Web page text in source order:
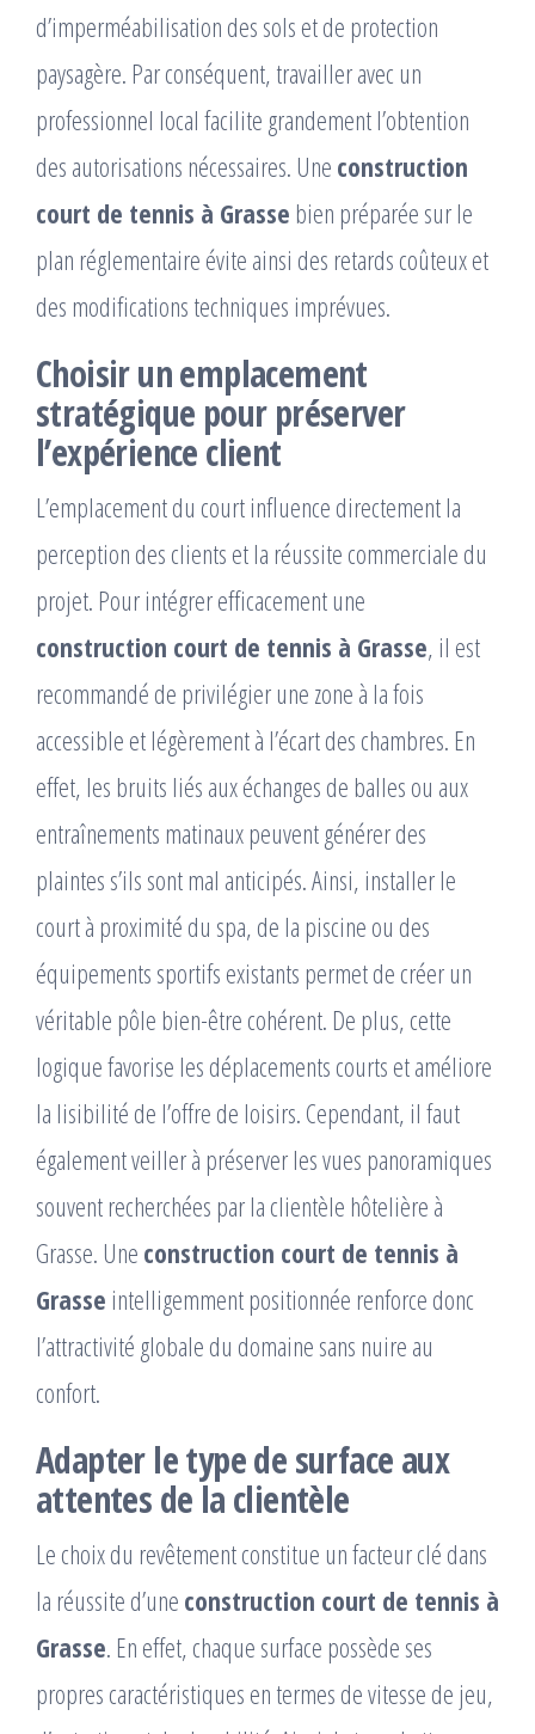
d’imperméabilisation des sols et de protection
paysagère. Par conséquent, travailler avec un
professionnel local facilite grandement l’obtention
des autorisations nécessaires. Une construction
court de tennis à Grasse bien préparée sur le
plan réglementaire évite ainsi des retards coûteux et
des modifications techniques imprévues.
Choisir un emplacement
stratégique pour préserver
l’expérience client
L’emplacement du court influence directement la
perception des clients et la réussite commerciale du
projet. Pour intégrer efficacement une
construction court de tennis à Grasse, il est
recommandé de privilégier une zone à la fois
accessible et légèrement à l’écart des chambres. En
effet, les bruits liés aux échanges de balles ou aux
entraînements matinaux peuvent générer des
plaintes s’ils sont mal anticipés. Ainsi, installer le
court à proximité du spa, de la piscine ou des
équipements sportifs existants permet de créer un
véritable pôle bien-être cohérent. De plus, cette
logique favorise les déplacements courts et améliore
la lisibilité de l’offre de loisirs. Cependant, il faut
également veiller à préserver les vues panoramiques
souvent recherchées par la clientèle hôtelière à
Grasse. Une construction court de tennis à
Grasse intelligemment positionnée renforce donc
l’attractivité globale du domaine sans nuire au
confort.
Adapter le type de surface aux
attentes de la clientèle
Le choix du revêtement constitue un facteur clé dans
la réussite d’une construction court de tennis à
Grasse. En effet, chaque surface possède ses
propres caractéristiques en termes de vitesse de jeu,